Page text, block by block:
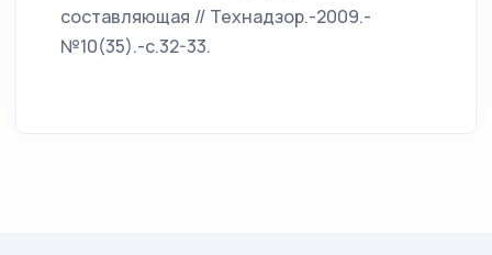
составляющая // Технадзор.-2009.-
№10(35).-с.32-33.